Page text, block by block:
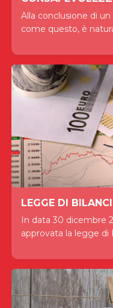
Alla conclusione di
come questo, è
LEGGE DI
In data 30 dicembre
approvata la legge di